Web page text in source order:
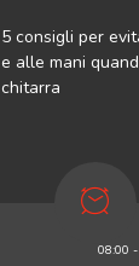
5 consigli per
e alle mani
chitarra
08:00